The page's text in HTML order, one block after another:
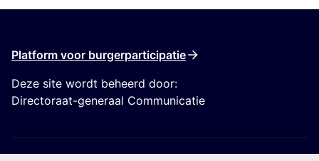
Platform voor burgerparticipatie
Deze site wordt beheerd door:
Directoraat-generaal Communicatie